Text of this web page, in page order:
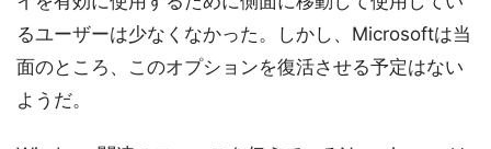
るユーザーは少なくなかった。しかし、Microsoftは当
面のところ、このオプションを復活させる予定はない
ようだ。